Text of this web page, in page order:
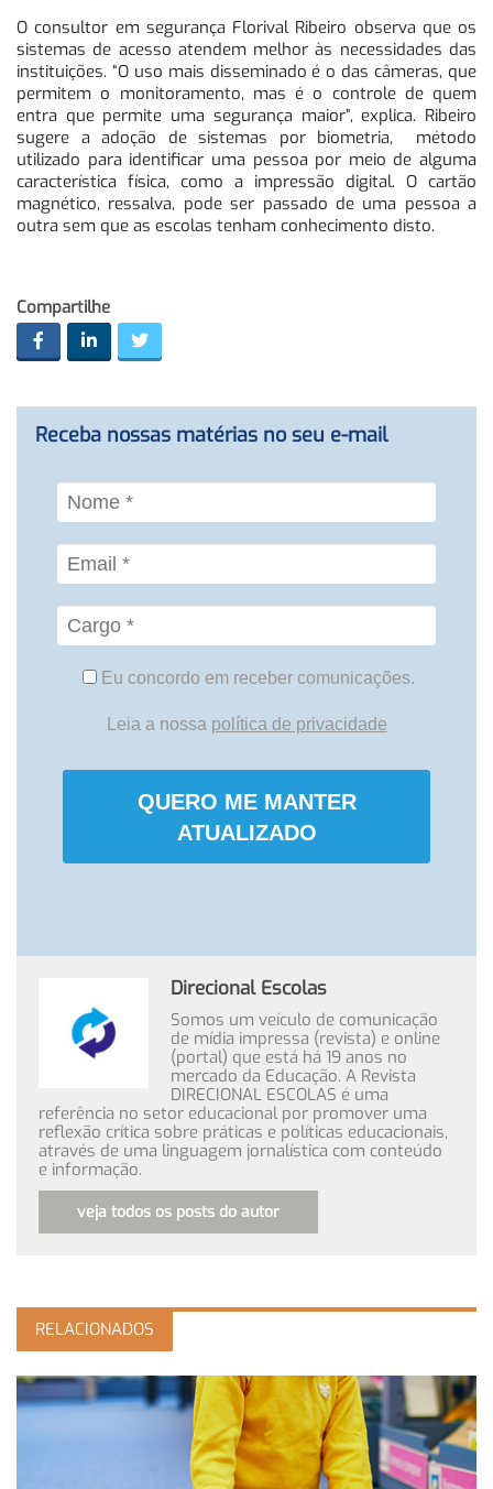
O consultor em segurança Florival Ribeiro observa que os
sistemas de acesso atendem melhor às necessidades das
instituições. “O uso mais disseminado é o das câmeras, que
permitem o monitoramento, mas é o controle de quem
entra que permite uma segurança maior”, explica. Ribeiro
sugere a adoção de sistemas por biometria, método
utilizado para identificar uma pessoa por meio de alguma
característica física, como a impressão digital. O cartão
magnético, ressalva, pode ser passado de uma pessoa a
outra sem que as escolas tenham conhecimento disto.
Compartilhe
Receba nossas matérias no seu e-mail
Eu concordo em receber comunicações.
Leia a nossa política de privacidade
QUERO ME MANTER
ATUALIZADO
Direcional Escolas
Somos um veículo de comunicação
de mídia impressa (revista) e online
(portal) que está há 19 anos no
mercado da Educação. A Revista
DIRECIONAL ESCOLAS é uma
referência no setor educacional por promover uma
reflexão crítica sobre práticas e políticas educacionais,
através de uma linguagem jornalística com conteúdo
e informação.
veja todos os posts do autor
RELACIONADOS